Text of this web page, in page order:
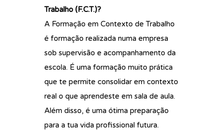
Trabalho (F.C.T.)?
A Formação em Contexto de Trabalho
é formação realizada numa empresa
sob supervisão e acompanhamento da
escola. É uma formação muito prática
que te permite consolidar em contexto
real o que aprendeste em sala de aula.
Além disso, é uma ótima preparação
para a tua vida profissional futura.